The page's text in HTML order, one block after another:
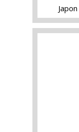
Japon